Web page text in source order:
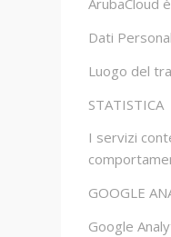
ArubaCloud
Dati
Luogo del
STATISTICA
I servizi
GOOGLE
Google